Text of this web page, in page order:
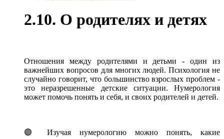
2.10. О родителях и детях
Отношения между родителями и детьми - один из
важнейших вопросов для многих людей. Психология не
случайно говорит, что большинство взрослых проблем -
это неразрешенные детские ситуации. Нумерология
может помочь понять и себя, и своих родителей и детей.
🟣
Изучая нумерологию можно понять, какие